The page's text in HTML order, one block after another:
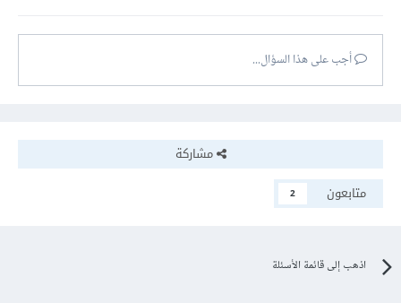
أجب على هذا السؤال...
مشاركة
متابعون
2
اذهب إلى قائمة الأسئلة